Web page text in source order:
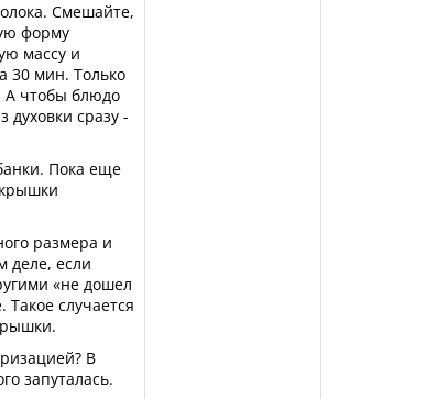
Смешайте,
форму
массу и
30 мин. Только
А чтобы блюдо
духовки сразу -
Пока еще
размера и
деле, если
«не дошел
случается
В
запуталась.